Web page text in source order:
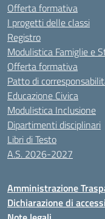
Offerta formativa
I progetti delle classi
Registro
Modulistica Famiglie e
Offerta formativa
Patto di
Educazione Civica
Modulistica Inclusione
Dipartimenti disciplinari
Libri di Testo
A.S. 2026-2027
Amministrazione
Dichiarazione di